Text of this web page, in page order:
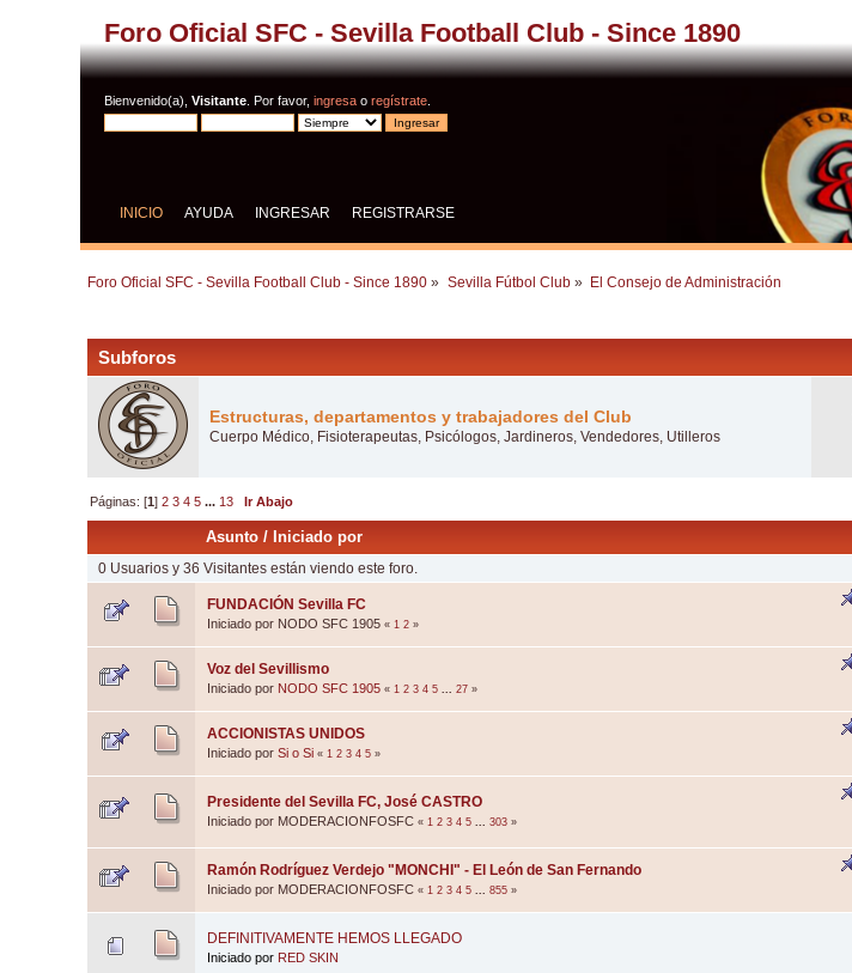
Foro Oficial SFC - Sevilla Football Club - Since 1890
Bienvenido(a),Visitante . Por favor,ingresa oregístrate
INICIO AYUDA INGRESAR REGISTRARSE
Foro Oficial SFC - Sevilla Football Club - Since 1890 » Sevilla Fútbol Club» El Consejo de Administración
Subforos
Estructuras, departamentos y trabajadores del Club
Cuerpo Médico, Fisioterapeutas, Psicólogos, Jardineros, Vendedores, Utilleros
Páginas: [1]2 3 4 5 ... 13 Ir Abajo
Asunto / Iniciado por
0 Usuarios y 36 Visitantes están viendo este foro.
FUNDACIÓN Sevilla FC
Iniciado por NODO SFC 1905«1 2 »
Voz del Sevillismo
Iniciado por NODO SFC 1905 «1 2 3 4 5 ...27 »
ACCIONISTAS UNIDOS
Iniciado porSi o Si «1 2 3 4 5 »
Presidente del Sevilla FC, José CASTRO
Iniciado por MODERACIONFOSFC«1 2 3 4 5 ...303 »
Ramón Rodríguez Verdejo "MONCHI" - El León de San Fernando
Iniciado por MODERACIONFOSFC«1 2 3 4 5 ...855 »
DEFINITIVAMENTE HEMOS LLEGADO
Iniciado por RED SKIN